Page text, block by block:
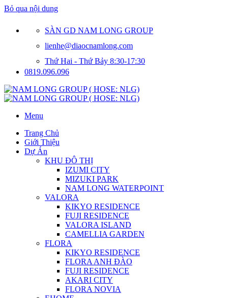
Bỏ qua nội dung
SÀN GD NAM LONG GROUP
lienhe@diaocnamlong.com
Thứ Hai - Thứ Bảy 8:30-17:30
0819.096.096
Menu
Trang Chủ
Giới Thiệu
Dự Án
KHU ĐÔ THỊ
IZUMI CITY
MIZUKI PARK
NAM LONG WATERPOINT
VALORA
KIKYO RESIDENCE
FUJI RESIDENCE
VALORA ISLAND
CAMELLIA GARDEN
FLORA
KIKYO RESIDENCE
FLORA ANH ĐÀO
FUJI RESIDENCE
AKARI CITY
FLORA NOVIA